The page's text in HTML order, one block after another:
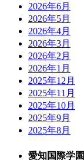
2026年6月
2026年5月
2026年4月
2026年3月
2026年2月
2026年1月
2025年12月
2025年11月
2025年10月
2025年9月
2025年8月
愛知国際学園